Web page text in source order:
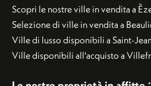
Scopri le nostre ville in vendita a
Selezione di ville in vendita a
Ville di lusso disponibili a Saint-
Ville disponibili all'acquisto a